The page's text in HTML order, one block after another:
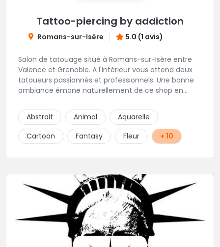
Tattoo-piercing by addiction
Romans-sur-Isère 5.0 (1 avis)
Salon de tatouage situé à Romans-sur-Isère entre
Valence et Grenoble. A l'intérieur vous attend deux
tatoueurs passionnés et professionnels. Une bonne
ambiance émane naturellement de ce shop en
Abstrait
Animal
Aquarelle
Cartoon
Fantasy Fleur + 10